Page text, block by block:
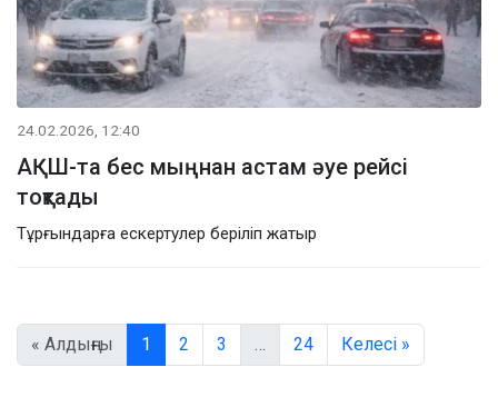
24.02.2026, 12:40
АҚШ-та бес мыңнан астам әуе рейсі
тоқтады
Тұрғындарға ескертулер беріліп жатыр
« Алдыңғы 1 2 3 24 Келесі »